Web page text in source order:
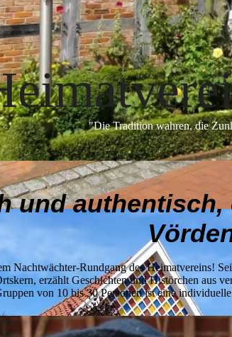
"Die Tradition wahren, die
und
Nachtwächter-Rundgang des Heimatvereins!
erzählt Geschichten und Histörchen aus
von 10 bis 30 Personen ist eine